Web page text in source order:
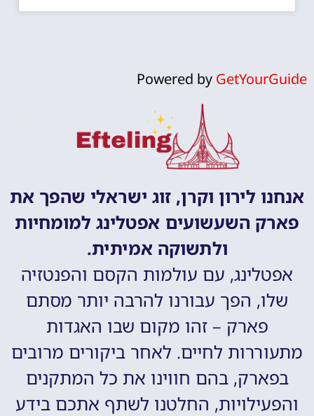
Powered by GetYourGuide
אנחנו לירון וקרן, זוג ישראלי שהפך את
פארק השעשועים אפטלינג למומחיות
ולתשוקה אמיתית.
אפטלינג, עם עולמות הקסם והפנטזיה
שלו, הפך עבורנו להרבה יותר מסתם
פארק – זהו מקום שבו האגדות
מתעוררות לחיים. לאחר ביקורים מרובים
בפארק, בהם חווינו את כל המתקנים
והפעילויות, החלטנו לשתף אתכם בידע